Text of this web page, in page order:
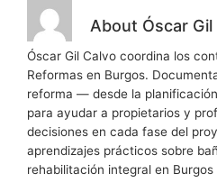
About Óscar Gil
Óscar Gil Calvo coordina los
Reformas en Burgos.
reforma — desde la
para ayudar a propietarios y
decisiones en cada fase del
aprendizajes prácticos sobre
rehabilitación integral en